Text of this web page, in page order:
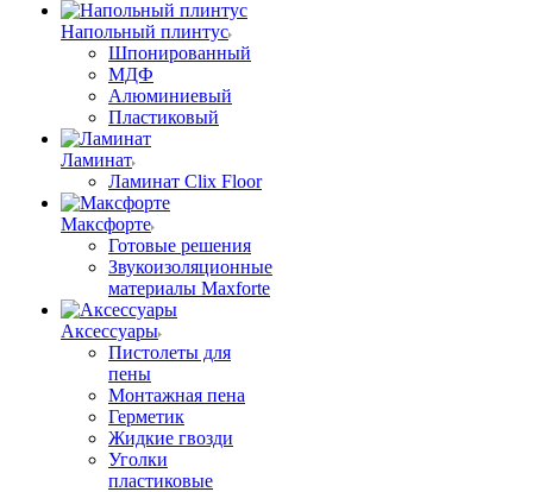
Напольный плинтус
Шпонированный
МДФ
Алюминиевый
Пластиковый
Ламинат
Ламинат Clix Floor
Максфорте
Готовые решения
Звукоизоляционные
материалы Maxforte
Аксессуары
Пистолеты для
пены
Монтажная пена
Герметик
Жидкие гвозди
Уголки
пластиковые